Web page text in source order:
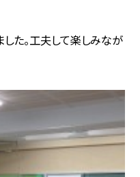
た。工夫して楽しみなが